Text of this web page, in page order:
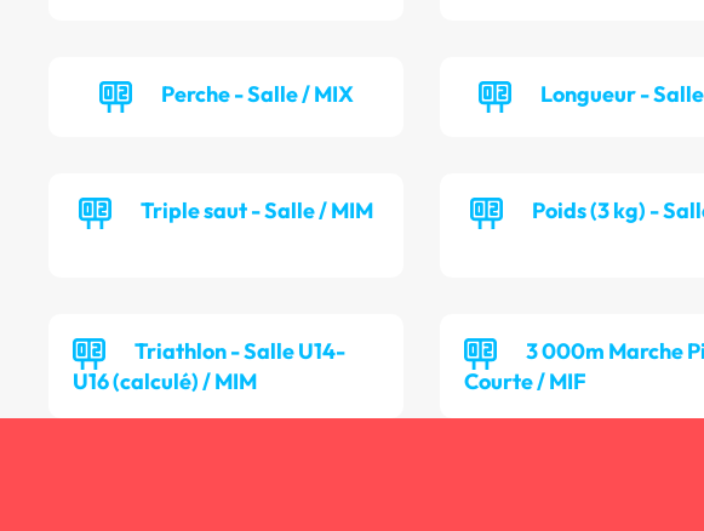
Perche - Salle / MIX Longueur -
Triple saut - Salle / MIM Poids (3 kg) -
Triathlon - Salle U14-
U16 (calculé) / MIM
3 000m Marche
Courte / MIF